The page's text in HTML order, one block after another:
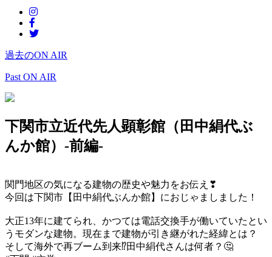
過去のON AIR
Past ON AIR
下関市立近代先人顕彰館（田中絹代ぶ
んか館）-前編-
関門地区の気になる建物の歴史や魅力をお伝え ❣
今回は下関市【田中絹代ぶんか館】におじゃましました！
大正13年に建てられ、かつては電話交換手が働いていたとい
うモダンな建物。現在まで建物が引き継がれた経緯とは？
そして海外で再ブーム到来⁉田中絹代さんは何者？ 🤔